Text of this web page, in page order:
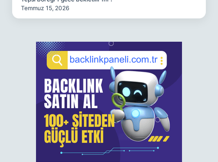
Temmuz 15, 2026